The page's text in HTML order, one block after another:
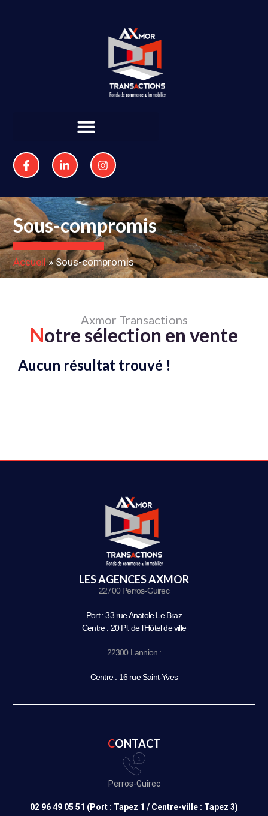
Sous-compromis
Accueil»Sous-compromis
Axmor Transactions
Notre sélection en vente
Aucun résultat trouvé !
LES AGENCES AXMOR
22700 Perros-Guirec
Port : 33 rue Anatole Le Braz
Centre : 20 Pl. de l’Hôtel de ville
22300 Lannion :
Centre : 16 rue Saint-Yves
CONTACT
Perros-Guirec
02 96 49 05 51 (Port : Tapez 1 / Centre-ville : Tapez 3)